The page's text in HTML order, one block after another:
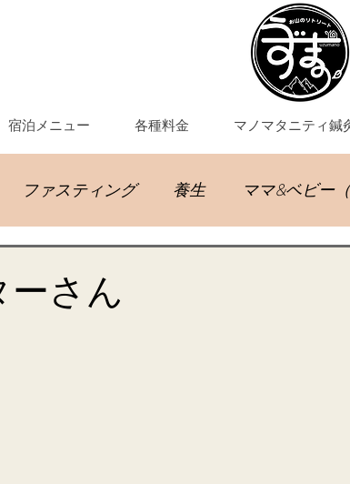
宿泊メニュー 各種料金 マノマタニティ鍼
ファスティング 養生 ママ&ベビー
さん